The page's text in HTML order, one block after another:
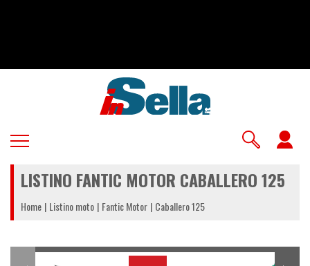
LISTINO FANTIC MOTOR CABALLERO 125
Home Listino moto Fantic Motor Caballero 125